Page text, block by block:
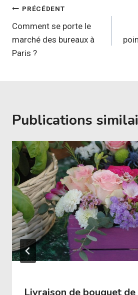
Navigation
de
l’article
PRÉCÉDENT
Comment se porte le
marché des bureaux à
Paris ?
Publications